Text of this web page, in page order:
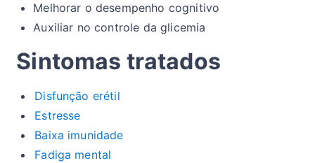
Melhorar o desempenho cognitivo
Auxiliar no controle da glicemia
Sintomas tratados
Disfunção erétil
Estresse
Baixa imunidade
Fadiga mental